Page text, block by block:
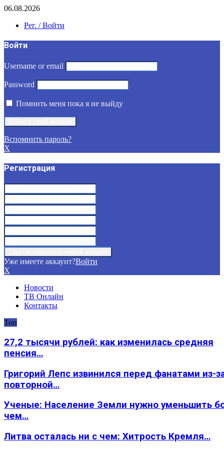
06.08.2026
Рег. / Войти
Войти
Username or email
Password
Помнить меня пока я не выйду
Вспомнить пароль?
X
Регистрация
Уже имеете аккаунт?Войти
X
Новости
ТВ Онлайн
Контакты
Топ
27,2 тысячи рублей: как изменилась средняя
пенсия…
Григорий Лепс извинился перед фанатами из-
повторной…
Ученые: Население Земли нужно уменьшить
чем…
Литва осталась ни с чем: Хитрость Кремля…